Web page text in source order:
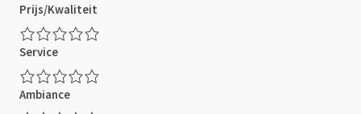
Prijs/Kwaliteit
Service
Ambiance